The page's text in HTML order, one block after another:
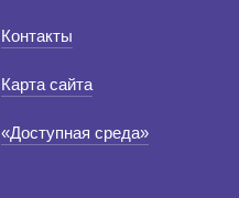
Контакты
Карта сайта
«Доступная среда»